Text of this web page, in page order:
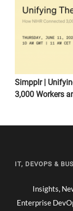
Simpplr |
3,000 Workers
IT, DEVOPS &
Insights,
Enterprise